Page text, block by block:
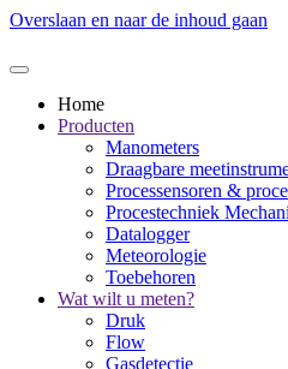
Overslaan en naar de inhoud gaan
Home
Producten
Manometers
Draagbare
Processensoren &
Procestechniek
Datalogger
Meteorologie
Toebehoren
Wat wilt u meten?
Druk
Flow
Gasdetectie